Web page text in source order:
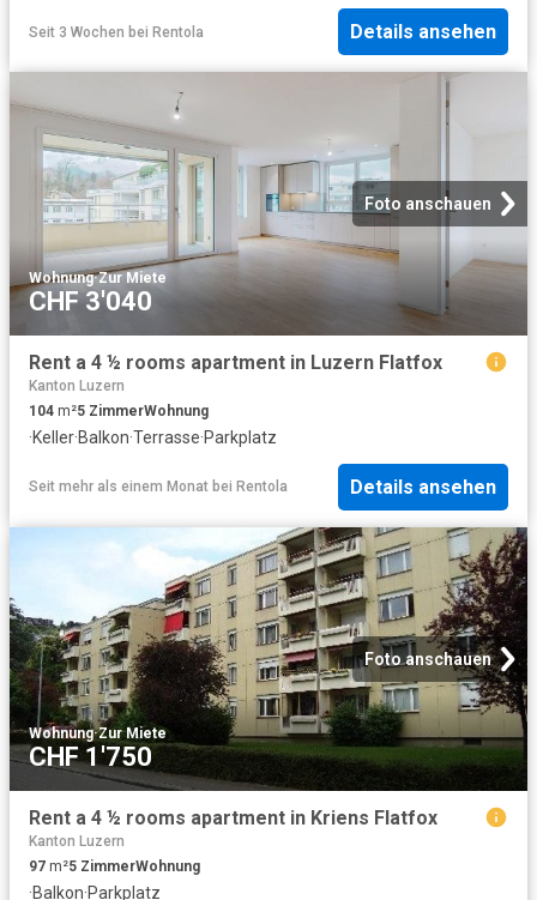
Seit 3 Wochen bei Rentola Details ansehen
Foto anschauen
Wohnung·Zur Miete
CHF 3'040
Rent a 4 ½ rooms apartment in Luzern Flatfox
Kanton Luzern
104 m²5 ZimmerWohnung
·Keller·Balkon·Terrasse·Parkplatz
Seit mehr als einem Monat bei Rentola Details ansehen
Foto anschauen
Wohnung·Zur Miete
CHF 1'750
Rent a 4 ½ rooms apartment in Kriens Flatfox
Kanton Luzern
97 m²5 ZimmerWohnung
·Balkon·Parkplatz